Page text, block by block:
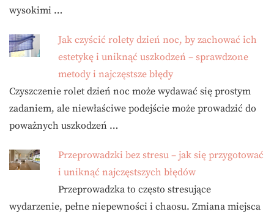
wysokimi …
Jak czyścić rolety dzień noc, by zachować ich
estetykę i uniknąć uszkodzeń – sprawdzone
metody i najczęstsze błędy
Czyszczenie rolet dzień noc może wydawać się prostym
zadaniem, ale niewłaściwe podejście może prowadzić do
poważnych uszkodzeń …
Przeprowadzki bez stresu – jak się przygotować
i uniknąć najczęstszych błędów
Przeprowadzka to często stresujące
wydarzenie, pełne niepewności i chaosu. Zmiana miejsca